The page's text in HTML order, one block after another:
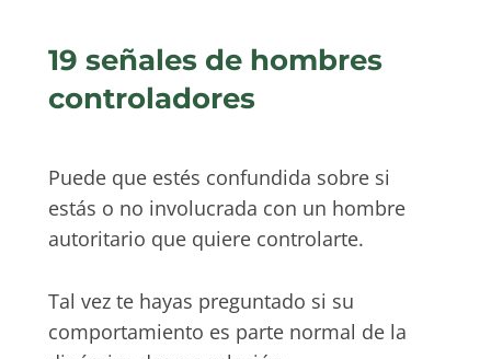
19 señales de hombres
controladores
Puede que estés confundida sobre si
estás o no involucrada con un hombre
autoritario que quiere controlarte.
Tal vez te hayas preguntado si su
comportamiento es parte normal de la